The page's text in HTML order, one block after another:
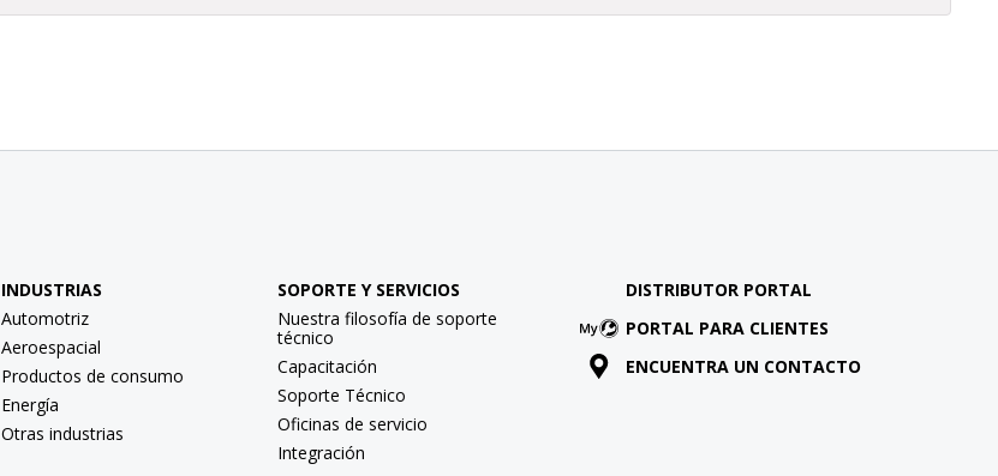
INDUSTRIAS
Automotriz
Aeroespacial
Productos de consumo
Energía
Otras industrias
SOPORTE Y SERVICIOS
Nuestra filosofía de soporte
técnico
Capacitación
Soporte Técnico
Oficinas de servicio
Integración
DISTRIBUTOR PORTAL
PORTAL PARA CLIENTES
ENCUENTRA UN CONTACTO